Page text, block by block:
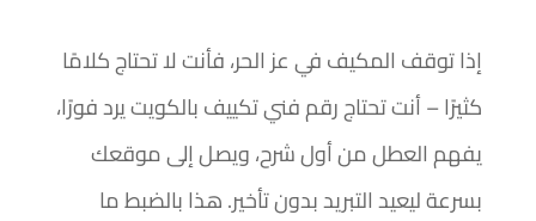
إذا توقف المكيف في عز الحر، فأنت لا تحتاج كلامًا
كثيرًا – أنت تحتاج رقم فني تكييف بالكويت يرد فورًا،
يفهم العطل من أول شرح، ويصل إلى موقعك
بسرعة ليعيد التبريد بدون تأخير. هذا بالضبط ما